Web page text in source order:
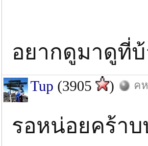
อยากดูมาดูที่
Tup (3905 ) ค
รอหน่อยคร้าบ